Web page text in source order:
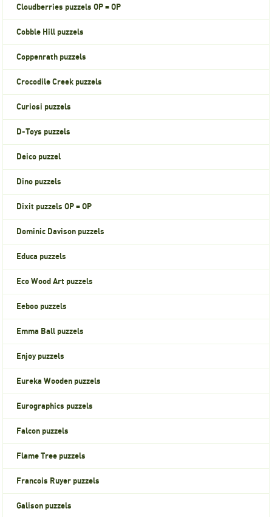
Cloudberries puzzels OP = OP
Cobble Hill puzzels
Coppenrath puzzels
Crocodile Creek puzzels
Curiosi puzzels
D-Toys puzzels
Deico puzzel
Dino puzzels
Dixit puzzels OP = OP
Dominic Davison puzzels
Educa puzzels
Eco Wood Art puzzels
Eeboo puzzels
Emma Ball puzzels
Enjoy puzzels
Eureka Wooden puzzels
Eurographics puzzels
Falcon puzzels
Flame Tree puzzels
Francois Ruyer puzzels
Galison puzzels